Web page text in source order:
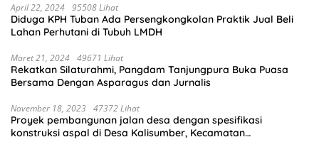
April 22, 2024 95508 Lihat
Diduga KPH Tuban Ada Persengkongkolan Praktik Jual Beli
Lahan Perhutani di Tubuh LMDH
Maret 21, 2024 49671 Lihat
Rekatkan Silaturahmi, Pangdam Tanjungpura Buka Puasa
Bersama Dengan Asparagus dan Jurnalis
November 18, 2023 47372 Lihat
Proyek pembangunan jalan desa dengan spesifikasi
konstruksi aspal di Desa Kalisumber, Kecamatan